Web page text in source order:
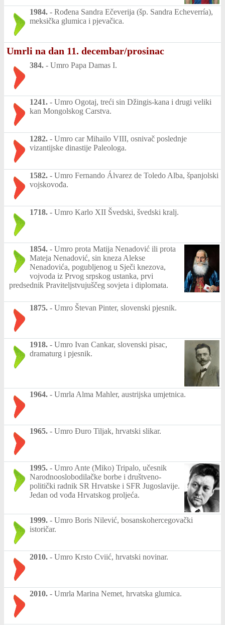
1984. - Rođena Sandra Ečeverija (šp. Sandra Echeverría),
meksička glumica i pjevačica.
Umrli na dan 11. decembar/prosinac
384. - Umro Papa Damas I.
1241. - Umro Ogotaj, treći sin Džingis-kana i drugi veliki
kan Mongolskog Carstva.
1282. - Umro car Mihailo VIII, osnivač poslednje
vizantijske dinastije Paleologa.
1582. - Umro Fernando Álvarez de Toledo Alba, španjolski
vojskovođa.
1718. - Umro Karlo XII Švedski, švedski kralj.
1854. - Umro prota Matija Nenadović ili prota
Mateja Nenadović, sin kneza Alekse
Nenadovića, pogubljenog u Sječi knezova,
vojvoda iz Prvog srpskog ustanka, prvi
predsednik Praviteljstvujuščeg sovjeta i diplomata.
1875. - Umro Števan Pinter, slovenski pjesnik.
1918. - Umro Ivan Cankar, slovenski pisac,
dramaturg i pjesnik.
1964. - Umrla Alma Mahler, austrijska umjetnica.
1965. - Umro Đuro Tiljak, hrvatski slikar.
1995. - Umro Ante (Miko) Tripalo, učesnik
Narodnooslobodilačke borbe i društveno-
politički radnik SR Hrvatske i SFR Jugoslavije.
Jedan od vođa Hrvatskog proljeća.
1999. - Umro Boris Nilević, bosanskohercegovački
istoričar.
2010. - Umro Krsto Cviić, hrvatski novinar.
2010. - Umrla Marina Nemet, hrvatska glumica.